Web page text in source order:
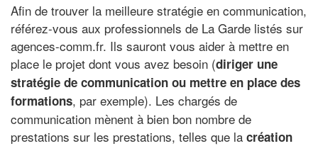
Afin de trouver la meilleure stratégie en communication,
référez-vous aux professionnels de La Garde listés sur
agences-comm.fr. Ils sauront vous aider à mettre en
place le projet dont vous avez besoin (diriger une
stratégie de communication ou mettre en place des
formations, par exemple). Les chargés de
communication mènent à bien bon nombre de
prestations sur les prestations, telles que la création